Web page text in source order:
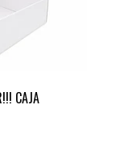
CAJA